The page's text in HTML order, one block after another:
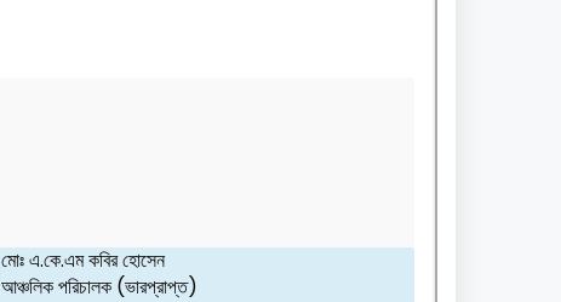
মোঃ এ.কে.এম কবির হোসেন
আঞ্চলিক পরিচালক (ভারপ্রাপ্ত)